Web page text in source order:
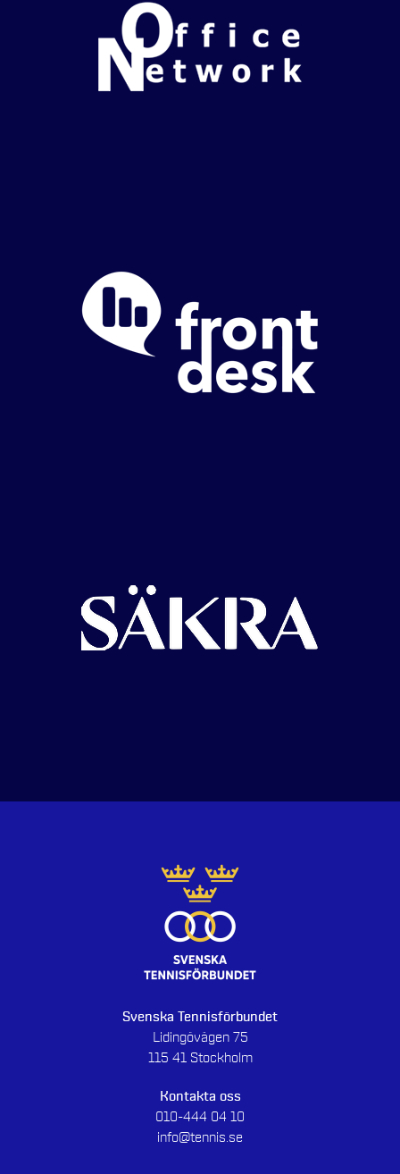
Svenska Tennisförbundet
Lidingövägen 75
115 41 Stockholm
Kontakta oss
010-444 04 10
info@tennis.se